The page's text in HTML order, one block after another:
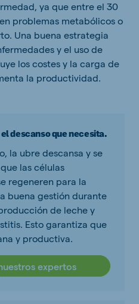
ya que entre el 30
problemas metabólicos o
Una buena estrategia
y el uso de
los costes y la carga de
la productividad.
descanso que necesita.
la ubre descansa y se
las células
regeneren para la
buena gestión durante
de leche y
Esto garantiza que
y productiva.
expertos